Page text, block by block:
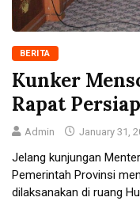
BERITA
Kunker
Rapat
Admin January 31,
Jelang kunjungan
Pemerintah Provinsi
dilaksanakan di ruang